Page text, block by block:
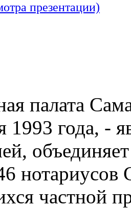
презентации)
палата
1993 года, -
нотариусов
частной